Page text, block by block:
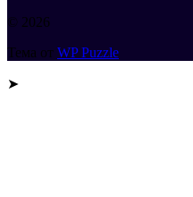
© 2026
Тема от WP Puzzle
➤